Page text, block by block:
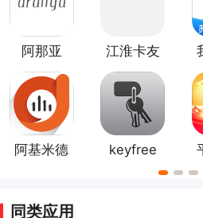
阿那亚
江淮卡友
app
阿基米德
keyfree
同类应用